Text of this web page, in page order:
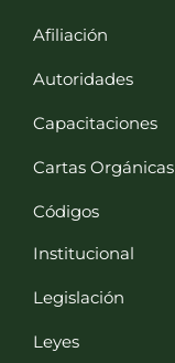
Afiliación
Autoridades
Capacitaciones
Cartas Orgánicas
Códigos
Institucional
Legislación
Leyes